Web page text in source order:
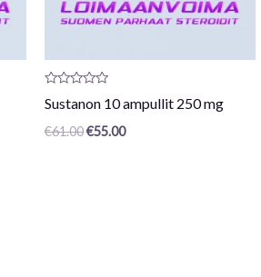
tuotteesta:
/
Sustanon 10 ampullit 250 mg
€61.00€55.00